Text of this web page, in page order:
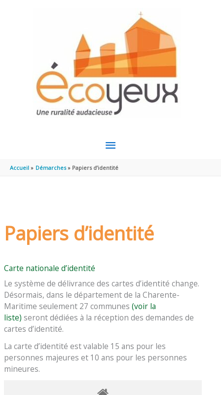
MENU
PRINCIPAL
Accueil Démarches Papiers d’identité
Papiers d’identité
Carte nationale d’identité
Le système de délivrance des cartes d’identité change.
Désormais, dans le département de la Charente-
Maritime seulement 27 communes(voir la
liste) seront dédiées à la réception des demandes de
cartes d’identité.
La carte d’identité est valable 15 ans pour les
personnes majeures et 10 ans pour les personnes
mineures.